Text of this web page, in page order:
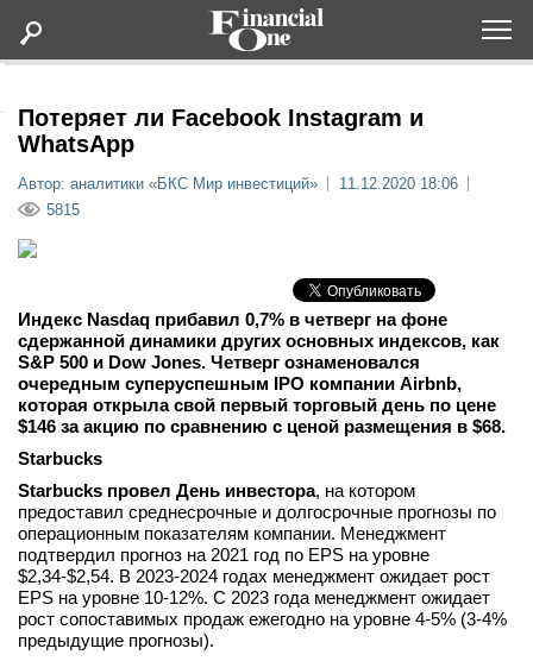
Статьи
Мероприятия
Новости
Интервью
вконтакте
телеграм
Стать автором
Потеряет ли Facebook Instagram и
WhatsApp
Автор: аналитики «БКС Мир инвестиций»
11.12.2020 18:06
5815
Индекс Nasdaq прибавил 0,7% в четверг на фоне
сдержанной динамики других основных индексов, как
S&P 500 и Dow Jones. Четверг ознаменовался
очередным суперуспешным IPO компании Airbnb,
которая открыла свой первый торговый день по цене
$146 за акцию по сравнению с ценой размещения в $68.
Starbucks
Starbucks провел День инвестора, на котором
предоставил среднесрочные и долгосрочные прогнозы по
операционным показателям компании. Менеджмент
подтвердил прогноз на 2021 год по EPS на уровне
$2,34-$2,54. В 2023-2024 годах менеджмент ожидает рост
EPS на уровне 10-12%. С 2023 года менеджмент ожидает
рост сопоставимых продаж ежегодно на уровне 4-5% (3-4%
предыдущие прогнозы).